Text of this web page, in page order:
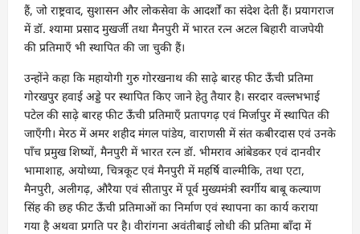
हैं, जो राष्ट्रवाद, सुशासन और लोकसेवा के आदर्शों का संदेश देती हैं। प्रयागराज
में डॉ. श्यामा प्रसाद मुखर्जी तथा मैनपुरी में भारत रत्न अटल बिहारी वाजपेयी
की प्रतिमाएँ भी स्थापित की जा चुकी हैं।
उन्होंने कहा कि महायोगी गुरु गोरखनाथ की साढ़े बारह फीट ऊँची प्रतिमा
गोरखपुर हवाई अड्डे पर स्थापित किए जाने हेतु तैयार है। सरदार वल्लभभाई
पटेल की साढ़े बारह फीट ऊँची प्रतिमाएँ प्रतापगढ़ एवं मिर्जापुर में स्थापित की
जाएँगी। मेरठ में अमर शहीद मंगल पांडेय, वाराणसी में संत कबीरदास एवं उनके
पाँच प्रमुख शिष्यों, मैनपुरी में भारत रत्न डॉ. भीमराव आंबेडकर एवं दानवीर
भामाशाह, अयोध्या, चित्रकूट एवं मैनपुरी में महर्षि वाल्मीकि, तथा एटा,
मैनपुरी, अलीगढ़, औरैया एवं सीतापुर में पूर्व मुख्यमंत्री स्वर्गीय बाबू कल्याण
सिंह की छह फीट ऊँची प्रतिमाओं का निर्माण एवं स्थापना का कार्य कराया
गया है अथवा प्रगति पर है। वीरांगना अवंतीबाई लोधी की प्रतिमा बाँदा में